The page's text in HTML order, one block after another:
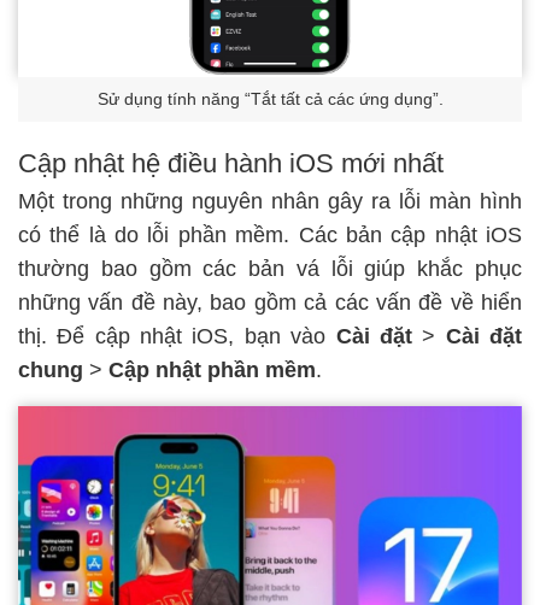
Sử dụng tính năng “Tắt tất cả các ứng dụng”.
Cập nhật hệ điều hành iOS mới nhất
Một trong những nguyên nhân gây ra lỗi màn hình
có thể là do lỗi phần mềm. Các bản cập nhật iOS
thường bao gồm các bản vá lỗi giúp khắc phục
những vấn đề này, bao gồm cả các vấn đề về hiển
thị. Để cập nhật iOS, bạn vào Cài đặt> Cài đặt
chung > Cập nhật phần mềm.